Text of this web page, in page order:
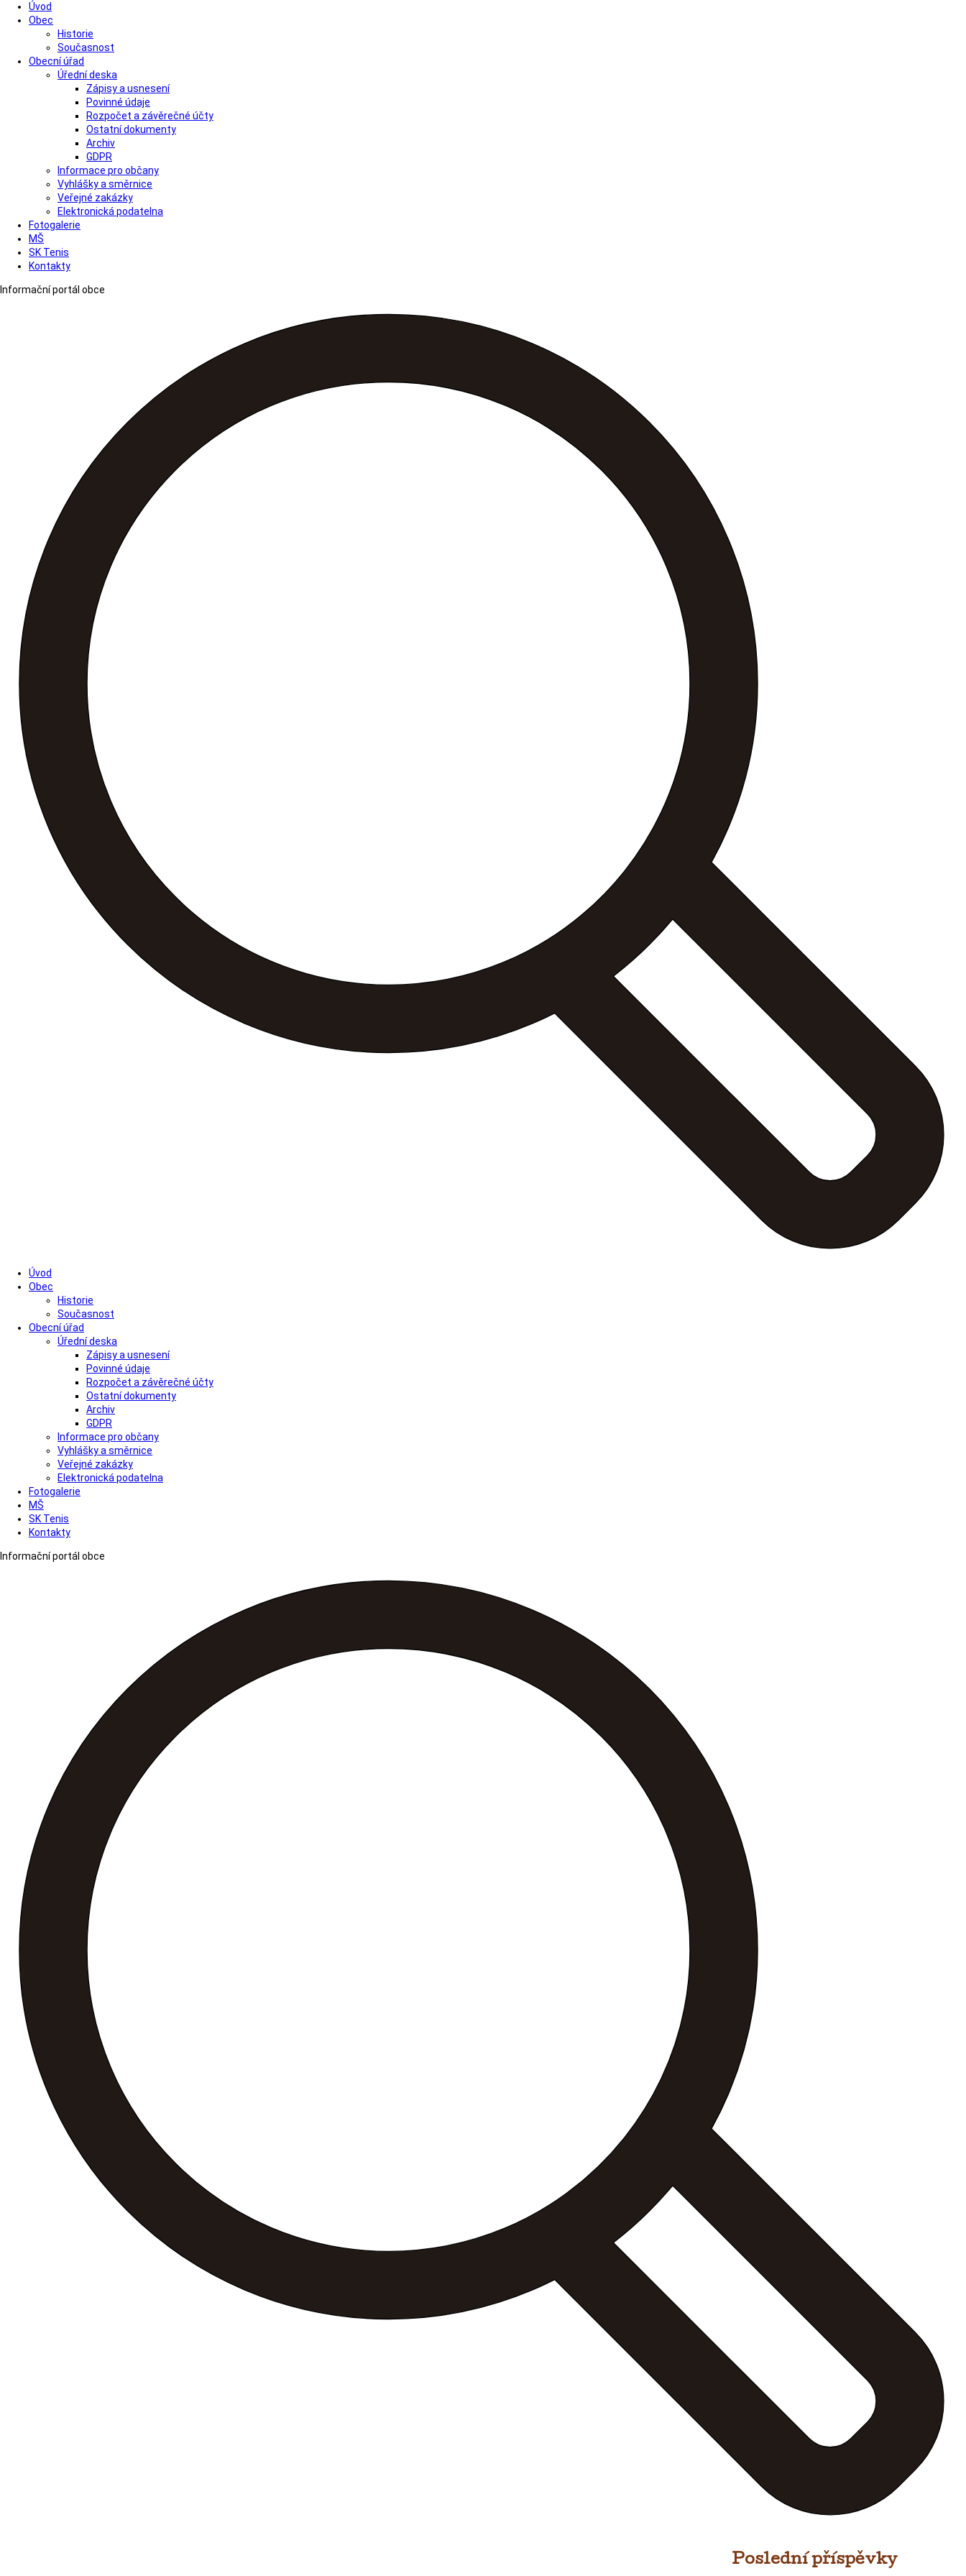
Úvod
Obec
Historie
Současnost
Obecní úřad
Úřední deska
Zápisy a usnesení
Povinné údaje
Rozpočet a závěrečné účty
Ostatní dokumenty
Archiv
GDPR
Informace pro občany
Vyhlášky a směrnice
Veřejné zakázky
Elektronická podatelna
Fotogalerie
MŠ
SK Tenis
Kontakty
Informační portál obce
Úvod
Obec
Historie
Současnost
Obecní úřad
Úřední deska
Zápisy a usnesení
Povinné údaje
Rozpočet a závěrečné účty
Ostatní dokumenty
Archiv
GDPR
Informace pro občany
Vyhlášky a směrnice
Veřejné zakázky
Elektronická podatelna
Fotogalerie
MŠ
SK Tenis
Kontakty
Informační portál obce
Poslední příspěvky